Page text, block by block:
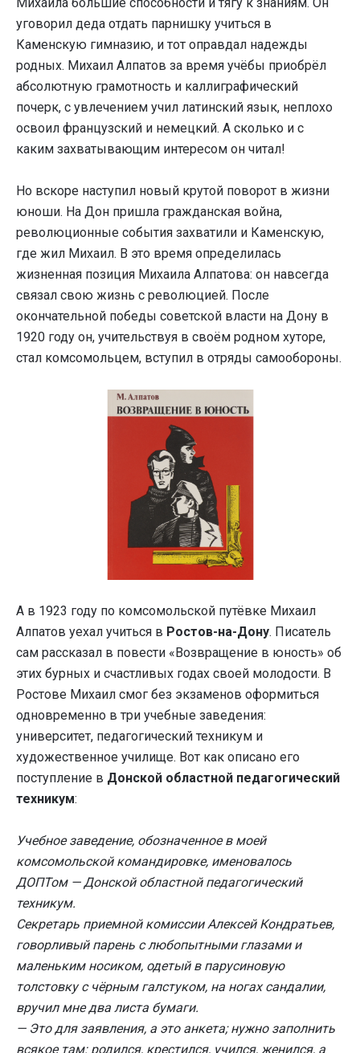
уговорил деда отдать парнишку учиться в
Каменскую гимназию, и тот оправдал надежды
родных. Михаил Алпатов за время учёбы приобрёл
абсолютную грамотность и каллиграфический
почерк, с увлечением учил латинский язык, неплохо
освоил французский и немецкий. А сколько и с
каким захватывающим интересом он читал!
Но вскоре наступил новый крутой поворот в жизни
юноши. На Дон пришла гражданская война,
революционные события захватили и Каменскую,
где жил Михаил. В это время определилась
жизненная позиция Михаила Алпатова: он навсегда
связал свою жизнь с революцией. После
окончательной победы советской власти на Дону в
1920 году он, учительствуя в своём родном хуторе,
стал комсомольцем, вступил в отряды самообороны.
А в 1923 году по комсомольской путёвке Михаил
Алпатов уехал учиться в Ростов-на-Дону. Писатель
сам рассказал в повести «Возвращение в юность» об
этих бурных и счастливых годах своей молодости. В
Ростове Михаил смог без экзаменов оформиться
одновременно в три учебные заведения:
университет, педагогический техникум и
художественное училище. Вот как описано его
поступление в Донской областной педагогический
техникум:
Учебное заведение, обозначенное в моей
комсомольской командировке, именовалось
ДОПТом — Донской областной педагогический
техникум.
Секретарь приемной комиссии Алексей Кондратьев,
говорливый парень с любопытными глазами и
маленьким носиком, одетый в парусиновую
толстовку с чёрным галстуком, на ногах сандалии,
вручил мне два листа бумаги.
— Это для заявления, а это анкета; нужно заполнить
всякое там: родился, крестился, учился, женился, а